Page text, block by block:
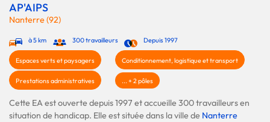
AP'AIPS
Nanterre (92)
à 5 km 300 travailleurs Depuis 1997
Espaces verts et paysagers Conditionnement, logistique et transport
Prestations administratives ... + 2 pôles
Cette EA est ouverte depuis 1997 et accueille 300 travailleurs en
situation de handicap. Elle est située dans la ville de Nanterre